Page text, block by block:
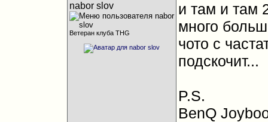
nabor slov
Ветеран клуба THG
и там и там
много
чото с
подскочит...
P.S.
BenQ